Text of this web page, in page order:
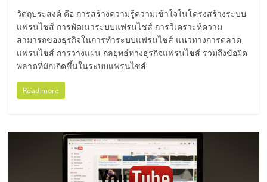
ทำเล
สำหรับ
เปิด
ร้าน
ปรึกษา
วัตถุประสงค์ คือ การสร้างความรู้ความเข้าใจในโครงสร้างระบบ
แฟรนไชส์ การพัฒนาระบบแฟรนไชส์ การวิเคราะห์ความ
สามารถของธุรกิจในการทำระบบแฟรนไชส์ แนวทางการตลาด
แฟรนไชส์ การวางแผน กลยุทธ์ทางธุรกิจแฟรนไชส์ รวมถึงข้อผิด
พลาดที่มักเกิดขึ้นในระบบแฟรนไชส์
Read more